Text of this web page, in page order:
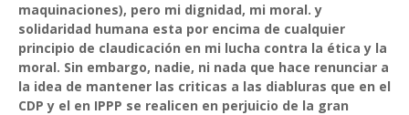
maquinaciones), pero mi dignidad, mi moral. y
solidaridad humana esta por encima de cualquier
principio de claudicación en mi lucha contra la ética y la
moral. Sin embargo, nadie, ni nada que hace renunciar a
la idea de mantener las criticas a las diabluras que en el
CDP y el en IPPP se realicen en perjuicio de la gran